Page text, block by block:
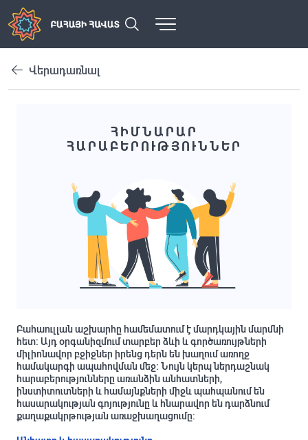
Վերադառնալ
ՀԻՄՆԱՐԱՐ
ՀԱՐԱԲԵՐՈՒԹՅՈՒՆՆԵՐ
Բահաուլլան աշխարհը համեմատում է մարդկային մարմնի
հետ: Այդ օրգանիզմում տարբեր ձևի և գործառույթների
միլիոնավոր բջիջներ իրենց դերն են խաղում առողջ
համակարգի ապահովման մեջ: Նույն կերպ ներդաշնակ
հարաբերությունները առանձին անհատների,
ինստիտուտների և համայնքների միջև պահպանում են
հասարակության գոյությունը և հնարավոր են դարձնում
քաղաքակրթության առաջխաղացումը: